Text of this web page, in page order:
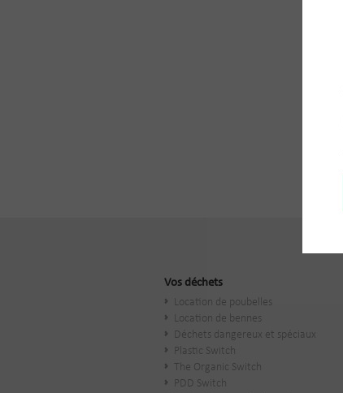
Vos déchets
Location de poubelles
Location de bennes
Déchets dangereux et spéciaux
Plastic Switch
The Organic Switch
PDD Switch